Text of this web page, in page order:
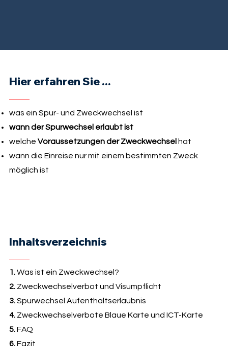
Hier erfahren Sie ...
was ein Spur- und Zweckwechsel ist
wann der Spurwechsel erlaubt ist
welche Voraussetzungen der Zweckwechsel hat
wann die Einreise nur mit einem bestimmten Zweck
möglich ist
Inhaltsverzeichnis
1.Was ist ein Zweckwechsel?
2.Zweckwechselverbot und Visumpflicht
3.Spurwechsel Aufenthaltserlaubnis
4.Zweckwechselverbote Blaue Karte und ICT-Karte
5.FAQ
6.Fazit